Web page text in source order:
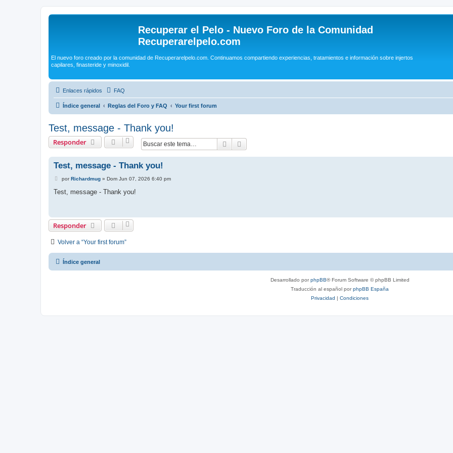
Recuperar el Pelo - Nuevo Foro de la Comunidad
Recuperarelpelo.com
El nuevo foro creado por la comunidad de Recuperarelpelo.com. Continuamos compartiendo experiencias, tratamientos e información sobre injertos
capilares, finasteride y minoxidil.
Enlaces rápidos FAQ
Índice general Reglas del Foro y FAQ Your first forum
Test, message - Thank you!
Responder Buscar
Test, message - Thank you!
M
n
porRichardmug» Dom Jun 07, 2026 6:40 pm
Test, message - Thank you!
Responder
Volver a “Your first forum”
Índice general
Desarrollado porphpBB® Forum Software © phpBB Limited
Traducción al español porphpBB España
Privacidad | Condiciones